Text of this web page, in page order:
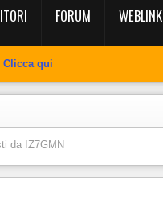
FORUM WEBLINK
Clicca qui
da IZ7GMN